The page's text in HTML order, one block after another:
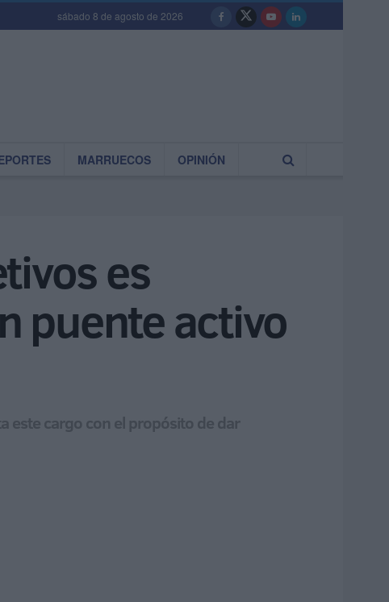
sábado 8 de agosto de 2026
MARRUECOS OPINIÓN
es
puente activo
este cargo con el propósito de dar